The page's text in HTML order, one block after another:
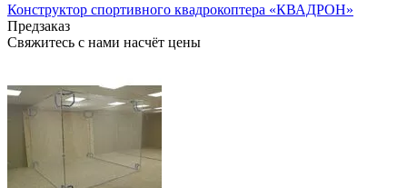
Конструктор спортивного квадрокоптера «КВАДРОН»
Предзаказ
Свяжитесь с нами насчёт цены